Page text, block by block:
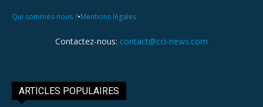
Qui sommes-nous ?•Mentions légales
Contactez-nous: contact@cci-news.com
ARTICLES POPULAIRES